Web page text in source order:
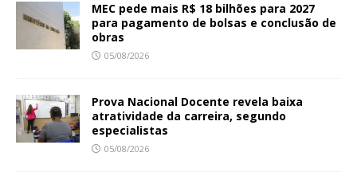
MEC pede mais R$ 18 bilhões para 2027
para pagamento de bolsas e conclusão de
obras
05/08/2026
Prova Nacional Docente revela baixa
atratividade da carreira, segundo
especialistas
05/08/2026